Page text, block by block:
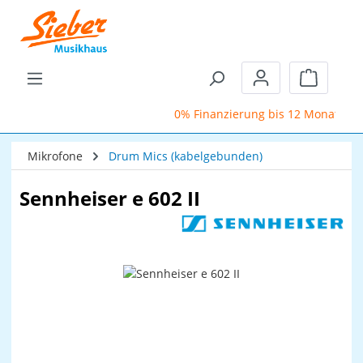
Zum Hauptinhalt springen
0% Finanzierung bis 12 Monate
Mikrofone Drum Mics (kabelgebunden)
Sennheiser e 602 II
Bildergalerie überspringen